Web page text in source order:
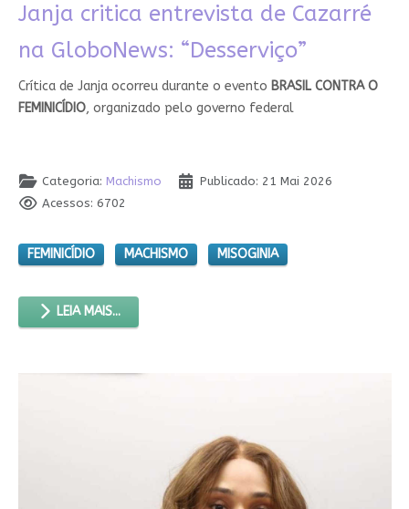
Janja critica entrevista de Cazarré
na GloboNews: “Desserviço”
Crítica de Janja ocorreu durante o evento BRASIL CONTRA O
FEMINICÍDIO, organizado pelo governo federal
Categoria: Machismo
Publicado: 21 Mai 2026
Acessos: 6702
FEMINICÍDIO MACHISMO MISOGINIA
LEIA MAIS...